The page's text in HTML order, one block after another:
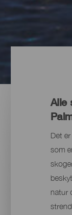
Alle
Det
som
natur